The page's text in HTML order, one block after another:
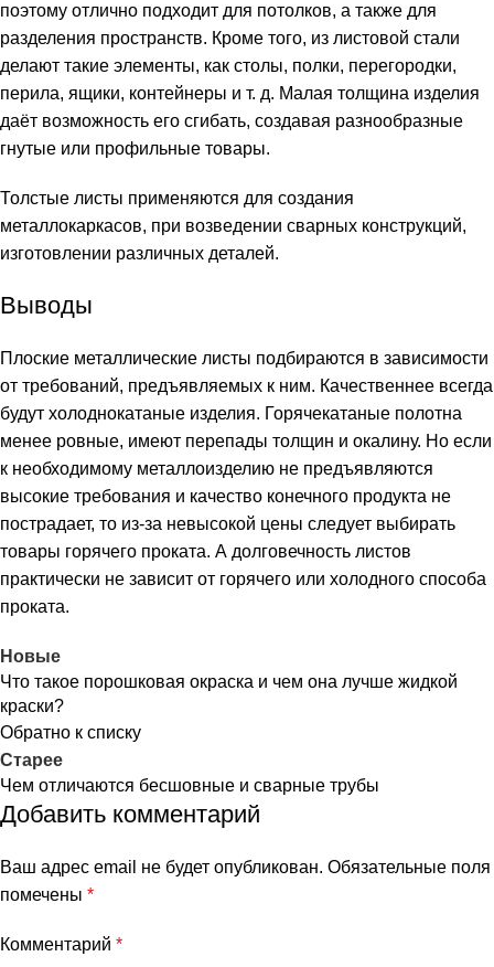
поэтому отлично подходит для потолков, а также для
разделения пространств. Кроме того, из листовой стали
делают такие элементы, как столы, полки, перегородки,
перила, ящики, контейнеры и т. д. Малая толщина изделия
даёт возможность его сгибать, создавая разнообразные
гнутые или профильные товары.
Толстые листы применяются для создания
металлокаркасов, при возведении сварных конструкций,
изготовлении различных деталей.
Выводы
Плоские металлические листы подбираются в зависимости
от требований, предъявляемых к ним. Качественнее всегда
будут холоднокатаные изделия. Горячекатаные полотна
менее ровные, имеют перепады толщин и окалину. Но если
к необходимому металлоизделию не предъявляются
высокие требования и качество конечного продукта не
пострадает, то из-за невысокой цены следует выбирать
товары горячего проката. А долговечность листов
практически не зависит от горячего или холодного способа
проката.
Новые
Что такое порошковая окраска и чем она лучше жидкой
краски?
Обратно к списку
Старее
Чем отличаются бесшовные и сварные трубы
Добавить комментарий
Ваш адрес email не будет опубликован. Обязательные поля
помечены *
Комментарий *